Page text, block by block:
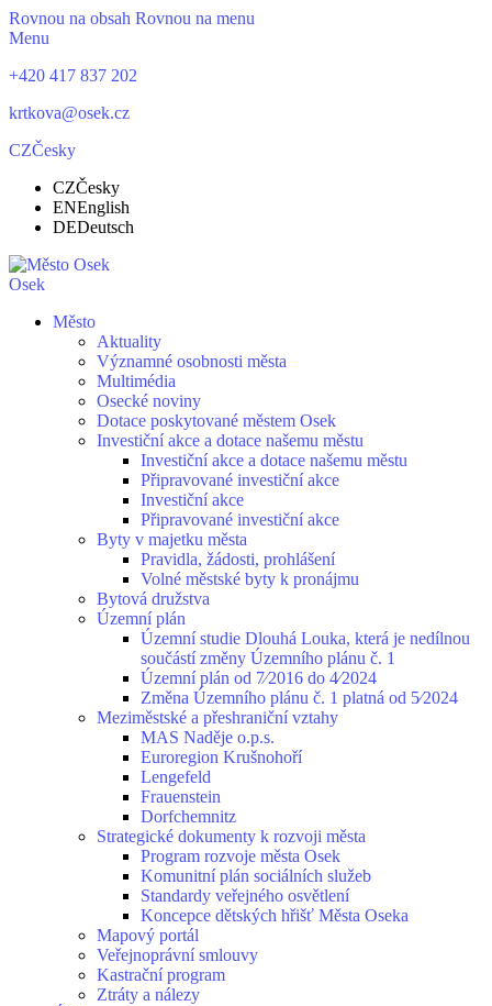
Rovnou na obsah Rovnou na menu
Menu
+420 417 837 202
krtkova@osek.cz
CZČesky
CZČesky
ENEnglish
DEDeutsch
Osek
Město
Aktuality
Významné osobnosti města
Multimédia
Osecké noviny
Dotace poskytované městem Osek
Investiční akce a dotace našemu městu
Investiční akce a dotace našemu městu
Připravované investiční akce
Investiční akce
Připravované investiční akce
Byty v majetku města
Pravidla, žádosti, prohlášení
Volné městské byty k pronájmu
Bytová družstva
Územní plán
Územní studie Dlouhá Louka, která je nedílnou
součástí změny Územního plánu č. 1
Územní plán od 7⁄2016 do 4⁄2024
Změna Územního plánu č. 1 platná od 5⁄2024
Meziměstské a přeshraniční vztahy
MAS Naděje o.p.s.
Euroregion Krušnohoří
Lengefeld
Frauenstein
Dorfchemnitz
Strategické dokumenty k rozvoji města
Program rozvoje města Osek
Komunitní plán sociálních služeb
Standardy veřejného osvětlení
Koncepce dětských hřišť Města Oseka
Mapový portál
Veřejnoprávní smlouvy
Kastrační program
Ztráty a nálezy